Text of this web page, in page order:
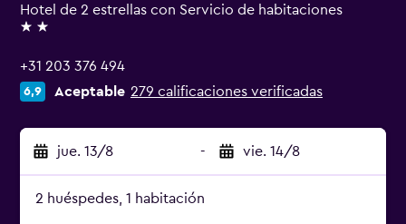
Hotel de 2 estrellas con Servicio de habitaciones
2 estrellas
+31 203 376 494
6,9 Aceptable 279 calificaciones verificadas
jue. 13/8 - vie. 14/8
2 huéspedes, 1 habitación